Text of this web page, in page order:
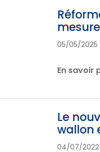
05/05/2025
En savoir
Le
wallon
04/07/2022